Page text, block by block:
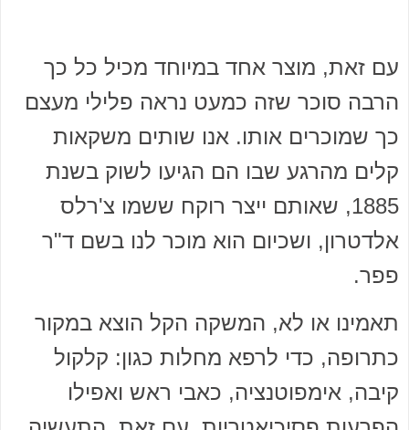
עם זאת, מוצר אחד במיוחד מכיל כל כך
הרבה סוכר שזה כמעט נראה פלילי מעצם
כך שמוכרים אותו. אנו שותים משקאות
קלים מהרגע שבו הם הגיעו לשוק בשנת
1885, שאותם ייצר רוקח ששמו צ'רלס
אלדטרון, ושכיום הוא מוכר לנו בשם ד"ר
פפר.
תאמינו או לא, המשקה הקל הוצא במקור
כתרופה, כדי לרפא מחלות כגון: קלקול
קיבה, אימפוטנציה, כאבי ראש ואפילו